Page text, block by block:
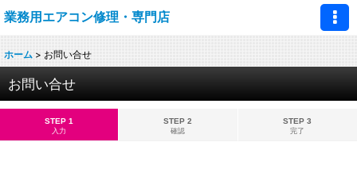
業務用エアコン修理・専門店
ホーム > お問い合せ
お問い合せ
STEP 1
入力
STEP 2
確認
STEP 3
完了